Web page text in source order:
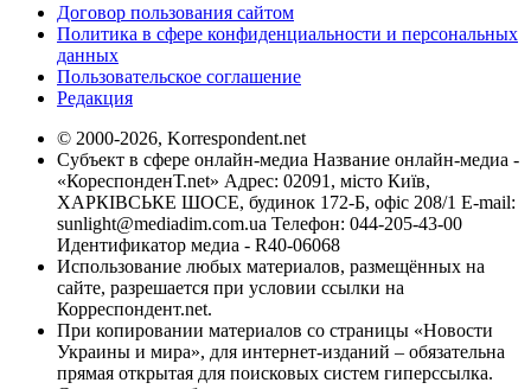
Договор пользования сайтом
Политика в сфере конфиденциальности и персональных
данных
Пользовательское соглашение
Редакция
© 2000-2026, Korrespondent.net
Субъект в сфере онлайн-медиа Название онлайн-медиа -
«КореспонденТ.net» Адрес: 02091, місто Київ,
ХАРКІВСЬКЕ ШОСЕ, будинок 172-Б, офіс 208/1 E-mail:
sunlight@mediadim.com.ua Телефон: 044-205-43-00
Идентификатор медиа - R40-06068
Использование любых материалов, размещённых на
сайте, разрешается при условии ссылки на
Корреспондент.net.
При копировании материалов со страницы «Новости
Украины и мира», для интернет-изданий – обязательна
прямая открытая для поисковых систем гиперссылка.